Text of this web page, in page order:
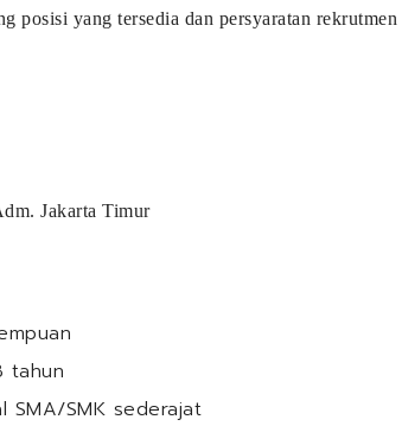
posisi yang tersedia dan persyaratan
Jakarta Timur
tahun
SMA/SMK sederajat